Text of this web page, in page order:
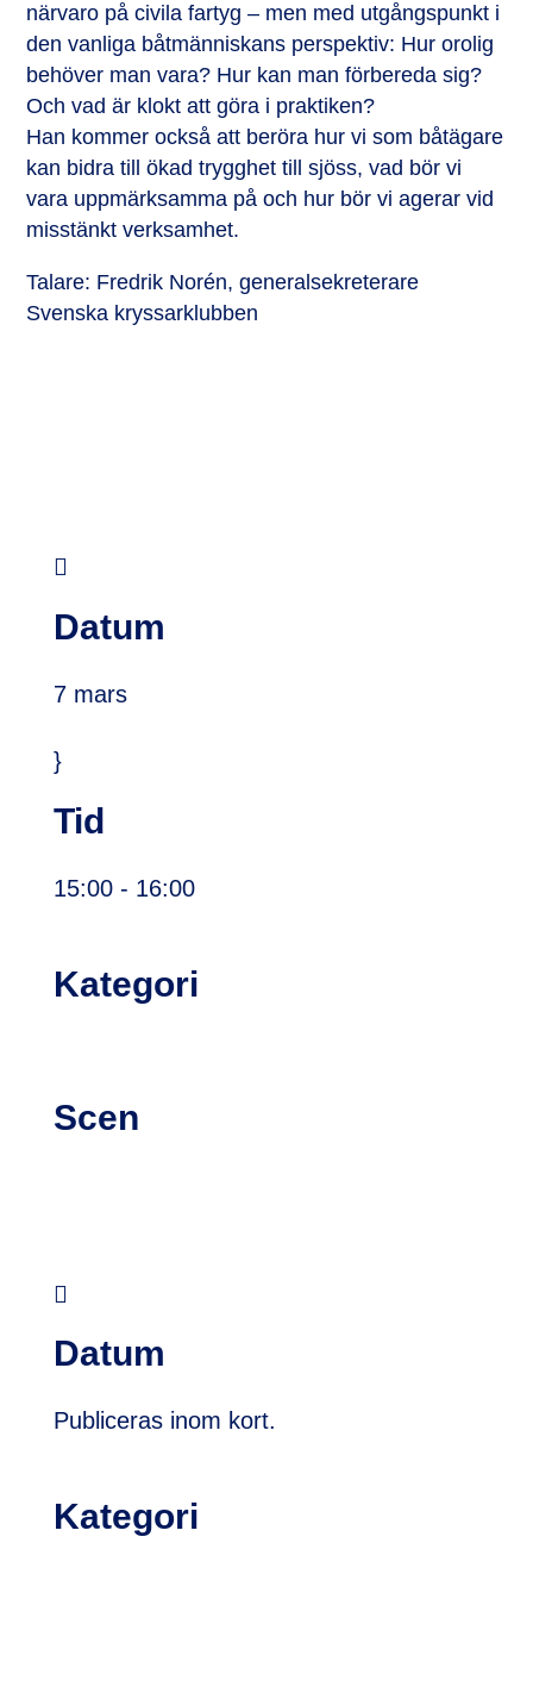
närvaro på civila fartyg – men med utgångspunkt i
den vanliga båtmänniskans perspektiv: Hur orolig
behöver man vara? Hur kan man förbereda sig?
Och vad är klokt att göra i praktiken?
Han kommer också att beröra hur vi som båtägare
kan bidra till ökad trygghet till sjöss, vad bör vi
vara uppmärksamma på och hur bör vi agerar vid
misstänkt verksamhet.
Talare: Fredrik Norén, generalsekreterare
Svenska kryssarklubben

Datum
7 mars
}
Tid
15:00- 16:00
Kategori
Scen

Datum
Publiceras inom kort.
Kategori